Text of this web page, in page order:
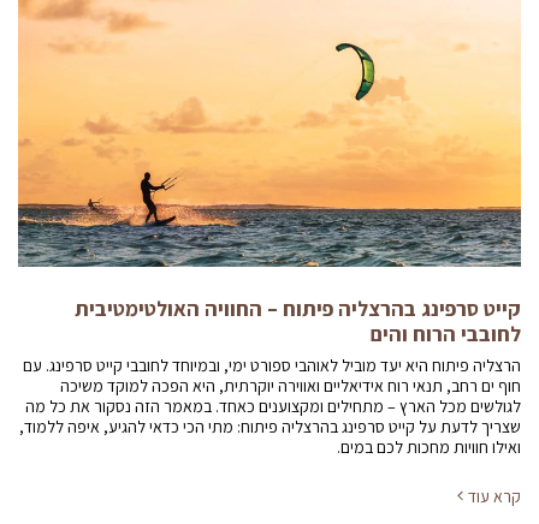
קייט סרפינג בהרצליה פיתוח – החוויה האולטימטיבית
לחובבי הרוח והים
הרצליה פיתוח היא יעד מוביל לאוהבי ספורט ימי, ובמיוחד לחובבי קייט סרפינג. עם
חוף ים רחב, תנאי רוח אידיאליים ואווירה יוקרתית, היא הפכה למוקד משיכה
לגולשים מכל הארץ – מתחילים ומקצוענים כאחד. במאמר הזה נסקור את כל מה
שצריך לדעת על קייט סרפינג בהרצליה פיתוח: מתי הכי כדאי להגיע, איפה ללמוד,
ואילו חוויות מחכות לכם במים.
קרא עוד